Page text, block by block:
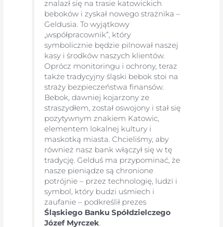
znalazł się na trasie katowickich
beboków i zyskał nowego strażnika –
Geldusia. To wyjątkowy
„współpracownik”, który
symbolicznie będzie pilnował naszej
kasy i środków naszych klientów.
Oprócz monitoringu i ochrony, teraz
także tradycyjny śląski bebok stoi na
straży bezpieczeństwa finansów.
Bebok, dawniej kojarzony ze
straszydłem, został oswojony i stał się
pozytywnym znakiem Katowic,
elementem lokalnej kultury i
maskotką miasta. Chcieliśmy, aby
również nasz bank włączył się w tę
tradycję. Gelduś ma przypominać, że
nasze pieniądze są chronione
potrójnie – przez technologię, ludzi i
symbol, który budzi uśmiech i
zaufanie – podkreślił prezes
Śląskiego Banku Spółdzielczego
Józef Myrczek